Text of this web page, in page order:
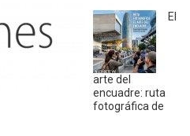
El
arte del
encuadre: ruta
fotográfica de